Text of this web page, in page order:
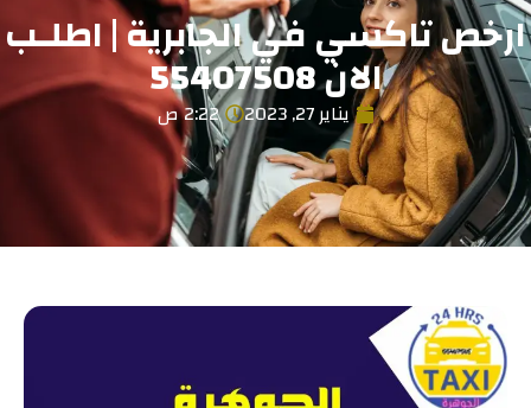
ارخص تاكسي في الجابرية | اطلـب
الان 55407508
يناير 27, 2023 2:22 ص